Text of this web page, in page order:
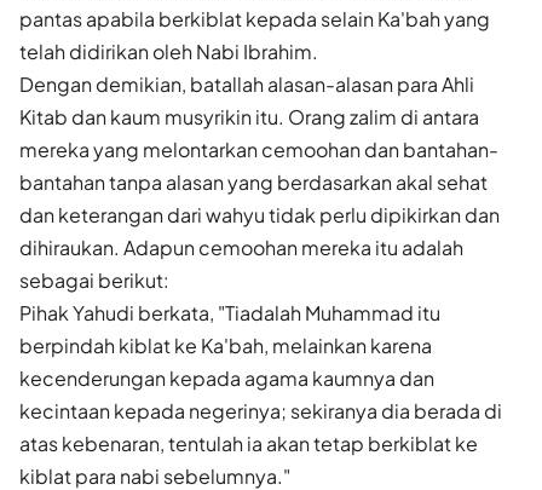
pantas apabila berkiblat kepada selain Ka'bah yang
telah didirikan oleh Nabi Ibrahim.
Dengan demikian, batallah alasan-alasan para Ahli
Kitab dan kaum musyrikin itu. Orang zalim di antara
mereka yang melontarkan cemoohan dan bantahan-
bantahan tanpa alasan yang berdasarkan akal sehat
dan keterangan dari wahyu tidak perlu dipikirkan dan
dihiraukan. Adapun cemoohan mereka itu adalah
sebagai berikut:
Pihak Yahudi berkata, "Tiadalah Muhammad itu
berpindah kiblat ke Ka'bah, melainkan karena
kecenderungan kepada agama kaumnya dan
kecintaan kepada negerinya; sekiranya dia berada di
atas kebenaran, tentulah ia akan tetap berkiblat ke
kiblat para nabi sebelumnya."